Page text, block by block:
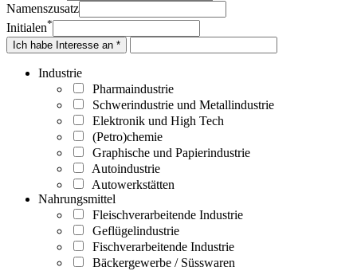
Namenszusatz
Initialen*
Ich habe Interesse an *
Industrie
Pharmaindustrie
Schwerindustrie und Metallindustrie
Elektronik und High Tech
(Petro)chemie
Graphische und Papierindustrie
Autoindustrie
Autowerkstätten
Nahrungsmittel
Fleischverarbeitende Industrie
Geflügelindustrie
Fischverarbeitende Industrie
Bäckergewerbe / Süsswaren